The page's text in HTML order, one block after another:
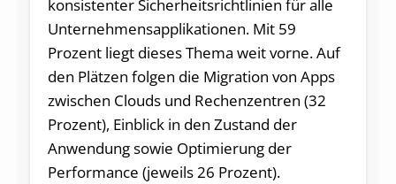
konsistenter Sicherheitsrichtlinien für alle
Unternehmensapplikationen. Mit 59
Prozent liegt dieses Thema weit vorne. Auf
den Plätzen folgen die Migration von Apps
zwischen Clouds und Rechenzentren (32
Prozent), Einblick in den Zustand der
Anwendung sowie Optimierung der
Performance (jeweils 26 Prozent).